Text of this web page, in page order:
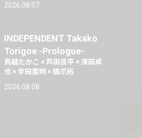
2026.08.07
INDEPENDENT Takako
Torigoe -Prologue-
鳥越たかこ × 芦田良平 × 濱田卓
也 × 宇田憲明 × 橋爪拓
2026.08.08